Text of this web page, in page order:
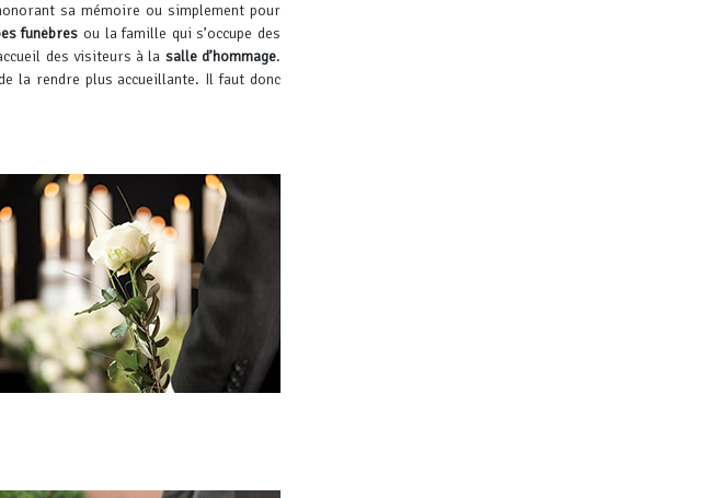
sa mémoire ou simplement pour
funèbres ou la famille qui s’occupe des
des visiteurs à la salle d’hommage.
la rendre plus accueillante. Il faut donc